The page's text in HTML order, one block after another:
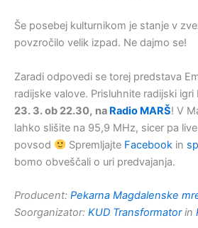
Še posebej kulturnikom je stanje v
povzročilo velik izpad. Ne dajmo se!
Zaradi odpovedi se torej predstava
radijske valove. Prisluhnite radijski igri
23. 3. ob 22.30, na Radio MARŠ! V
lahko slišite na 95,9 MHz, sicer pa
povsod
Spremljajte Facebook in
bomo obveščali o uri predvajanja.
Producent: Pekarna Magdalenske
Soorganizator: KUD Transformatorin